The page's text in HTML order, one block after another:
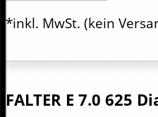
*inkl. MwSt. (kein
FALTER E 7.0 625